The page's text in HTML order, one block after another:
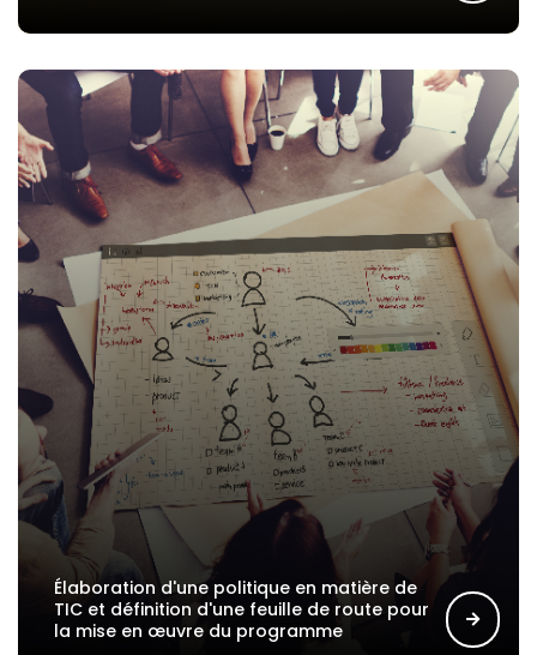
Élaboration d'une politique en matière de
TIC et définition d'une feuille de route pour
la mise en œuvre du programme